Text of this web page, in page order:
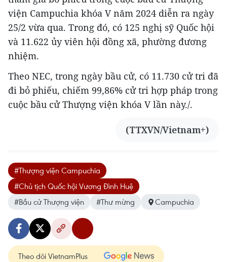
viện Campuchia khóa V năm 2024 diễn ra ngày
25/2 vừa qua. Trong đó, có 125 nghị sỹ Quốc hội
và 11.622 ủy viên hội đồng xã, phường đương
nhiệm.
Theo NEC, trong ngày bầu cử, có 11.730 cử tri đã
đi bỏ phiếu, chiếm 99,86% cử tri hợp pháp trong
cuộc bầu cử Thượng viện khóa V lần này./.
(TTXVN/Vietnam+)
#Thượng viện Campuchia
#Chủ tịch Quốc hội Vương Đình Huệ
#Bầu cử Thượng viện
#Thư mừng Campuchia
Theo dõi VietnamPlus